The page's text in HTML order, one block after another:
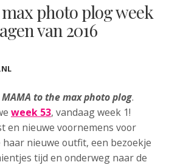
photo plog week
van 2016
MAMA to the max photo plog.
week 53, vandaag week 1!
en nieuwe voornemens voor
haar nieuwe outfit, een bezoekje
tijd en onderweg naar de